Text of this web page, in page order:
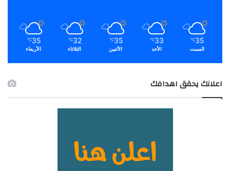
35
℃
السبت
33
℃
الأحد
35
℃
الأثنين
32
℃
الثلاثاء
35
℃
الأربعاء
اعلانك يحقق اهدافك